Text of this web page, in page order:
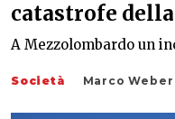
catastrofe della
A Mezzolombardo un
Società Marco Weber